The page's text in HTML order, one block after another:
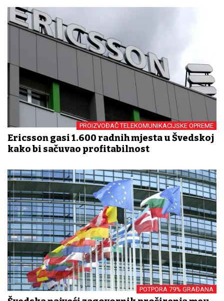
PROIZVOĐAČ TELEKOMUNIKACIJSKE OPREME
Ericsson gasi 1.600 radnih mjesta u Švedskoj
kako bi sačuvao profitabilnost
POTPORA 79% GRAĐANA